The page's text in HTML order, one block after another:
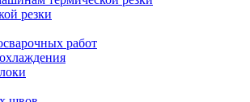
резки
работ